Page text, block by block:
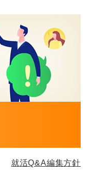
就活Q&A編集方針